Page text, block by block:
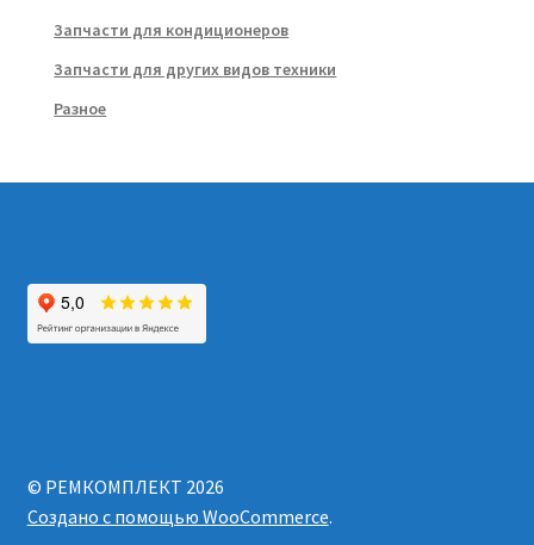
Запчасти для кондиционеров
Запчасти для других видов техники
Разное
© РЕМКОМПЛЕКТ 2026
Создано с помощью WooCommerce.